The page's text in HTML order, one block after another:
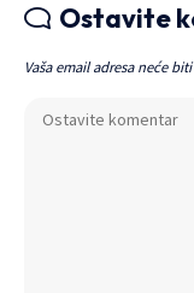
Ostavite
Vaša email adresa neće